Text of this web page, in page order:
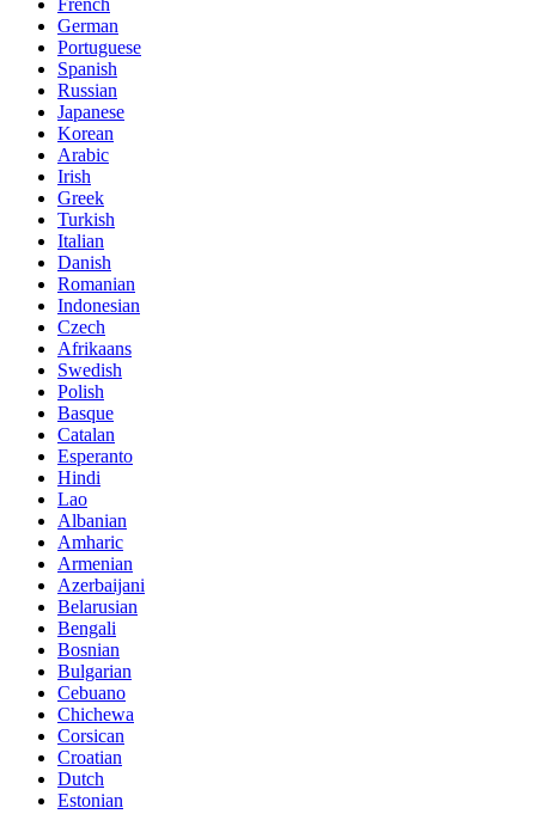
French
German
Portuguese
Spanish
Russian
Japanese
Korean
Arabic
Irish
Greek
Turkish
Italian
Danish
Romanian
Indonesian
Czech
Afrikaans
Swedish
Polish
Basque
Catalan
Esperanto
Hindi
Lao
Albanian
Amharic
Armenian
Azerbaijani
Belarusian
Bengali
Bosnian
Bulgarian
Cebuano
Chichewa
Corsican
Croatian
Dutch
Estonian